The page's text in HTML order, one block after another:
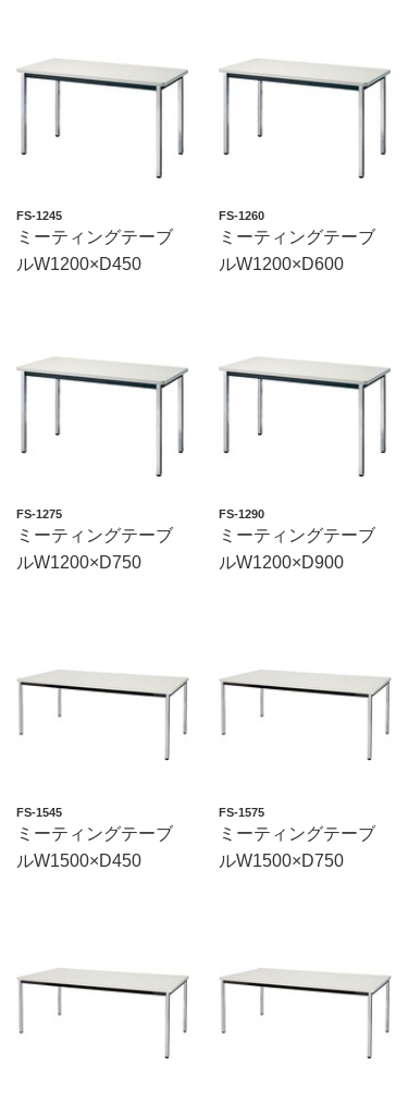
FS-1245
ミーティングテーブ
ルW1200×D450
FS-1260
ミーティングテーブ
ルW1200×D600
FS-1275
ミーティングテーブ
ルW1200×D750
FS-1290
ミーティングテーブ
ルW1200×D900
FS-1545
ミーティングテーブ
ルW1500×D450
FS-1575
ミーティングテーブ
ルW1500×D750